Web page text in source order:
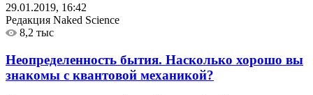
29.01.2019, 16:42
Редакция Naked Science
8,2 тыс
Неопределенность бытия. Насколько хорошо вы
знакомы с квантовой механикой?